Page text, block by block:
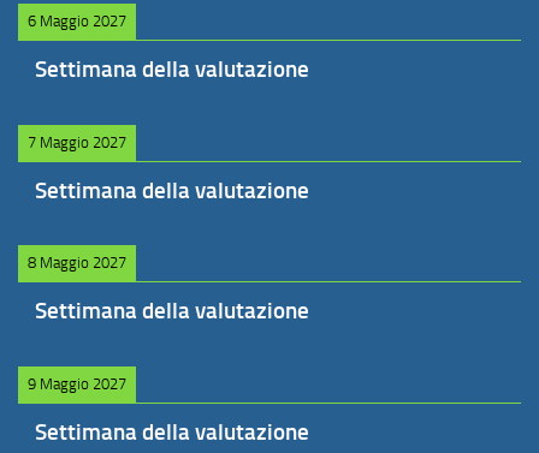
6 Maggio 2027
Settimana della valutazione
7 Maggio 2027
Settimana della valutazione
8 Maggio 2027
Settimana della valutazione
9 Maggio 2027
Settimana della valutazione